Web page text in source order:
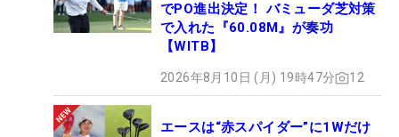
でPO進出決定！ バミューダ芝対策
で入れた『60.08M』が奏功
【WITB】
2026年8月10日 (月) 19時47分 12
エースは“赤スパイダー”に1Wだけ